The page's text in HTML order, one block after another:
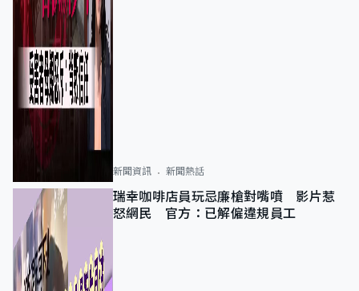
新聞資訊 新聞熱話
瑞幸咖啡店員玩忌廉槍對嘴噴 影片惹
怒網民 官方：已解僱違規員工